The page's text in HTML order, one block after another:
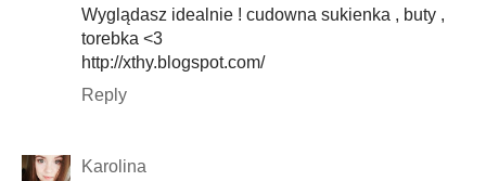
Wyglądasz idealnie ! cudowna sukienka , buty ,
torebka <3
http://xthy.blogspot.com/
Reply
Karolina